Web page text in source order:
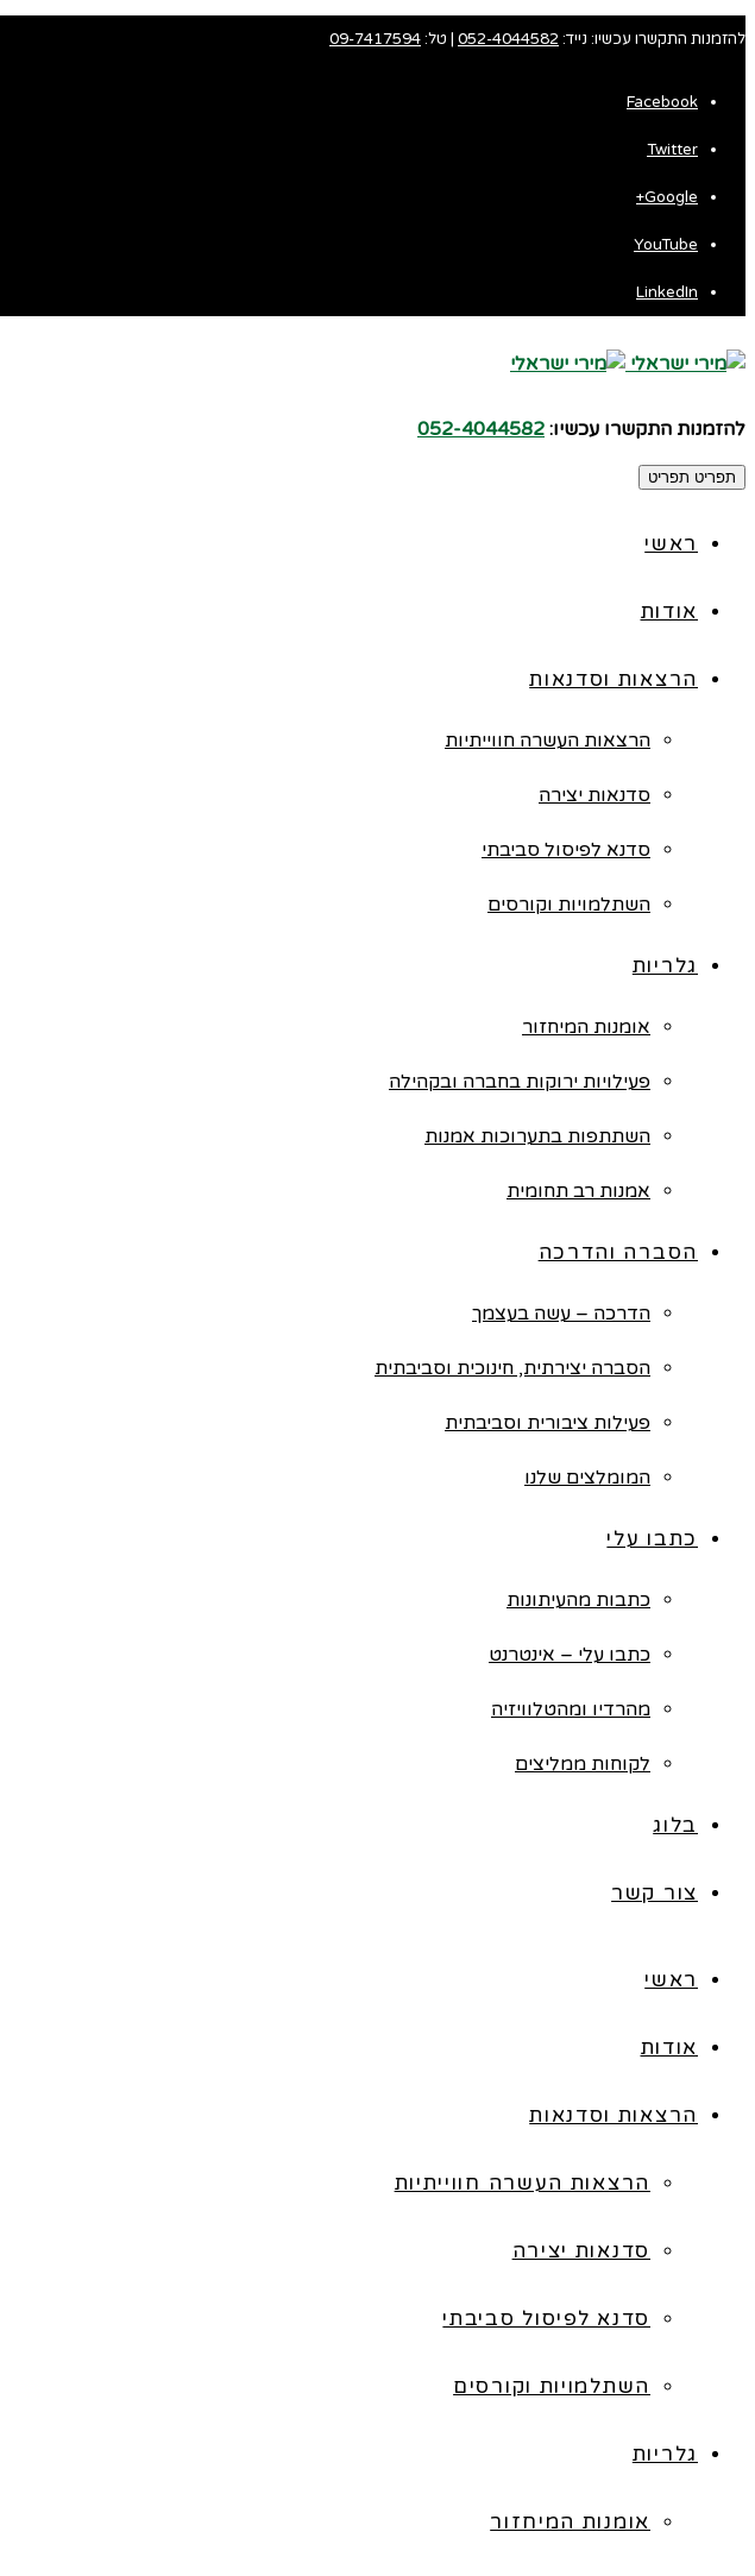
להזמנות התקשרו עכשיו: נייד: 052-4044582 | טל:09-7417594
Facebook
Twitter
Google+
YouTube
LinkedIn
להזמנות התקשרו עכשיו: 052-4044582
תפריט תפריט
ראשי
אודות
הרצאות וסדנאות
הרצאות העשרה חווייתיות
סדנאות יצירה
סדנא לפיסול סביבתי
השתלמויות וקורסים
גלריות
אומנות המיחזור
פעילויות ירוקות בחברה ובקהילה
השתתפות בתערוכות אמנות
אמנות רב תחומית
הסברה והדרכה
הדרכה – עשה בעצמך
הסברה יצירתית, חינוכית וסביבתית
פעילות ציבורית וסביבתית
המומלצים שלנו
כתבו עלי
כתבות מהעיתונות
כתבו עלי – אינטרנט
מהרדיו ומהטלוויזיה
לקוחות ממליצים
בלוג
צור קשר
ראשי
אודות
הרצאות וסדנאות
הרצאות העשרה חווייתיות
סדנאות יצירה
סדנא לפיסול סביבתי
השתלמויות וקורסים
גלריות
אומנות המיחזור